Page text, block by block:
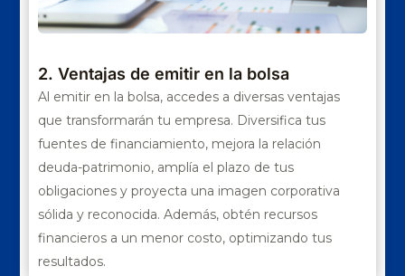
2. Ventajas de emitir en la bolsa
Al emitir en la bolsa, accedes a diversas ventajas
que transformarán tu empresa. Diversifica tus
fuentes de financiamiento, mejora la relación
deuda-patrimonio, amplía el plazo de tus
obligaciones y proyecta una imagen corporativa
sólida y reconocida. Además, obtén recursos
financieros a un menor costo, optimizando tus
resultados.